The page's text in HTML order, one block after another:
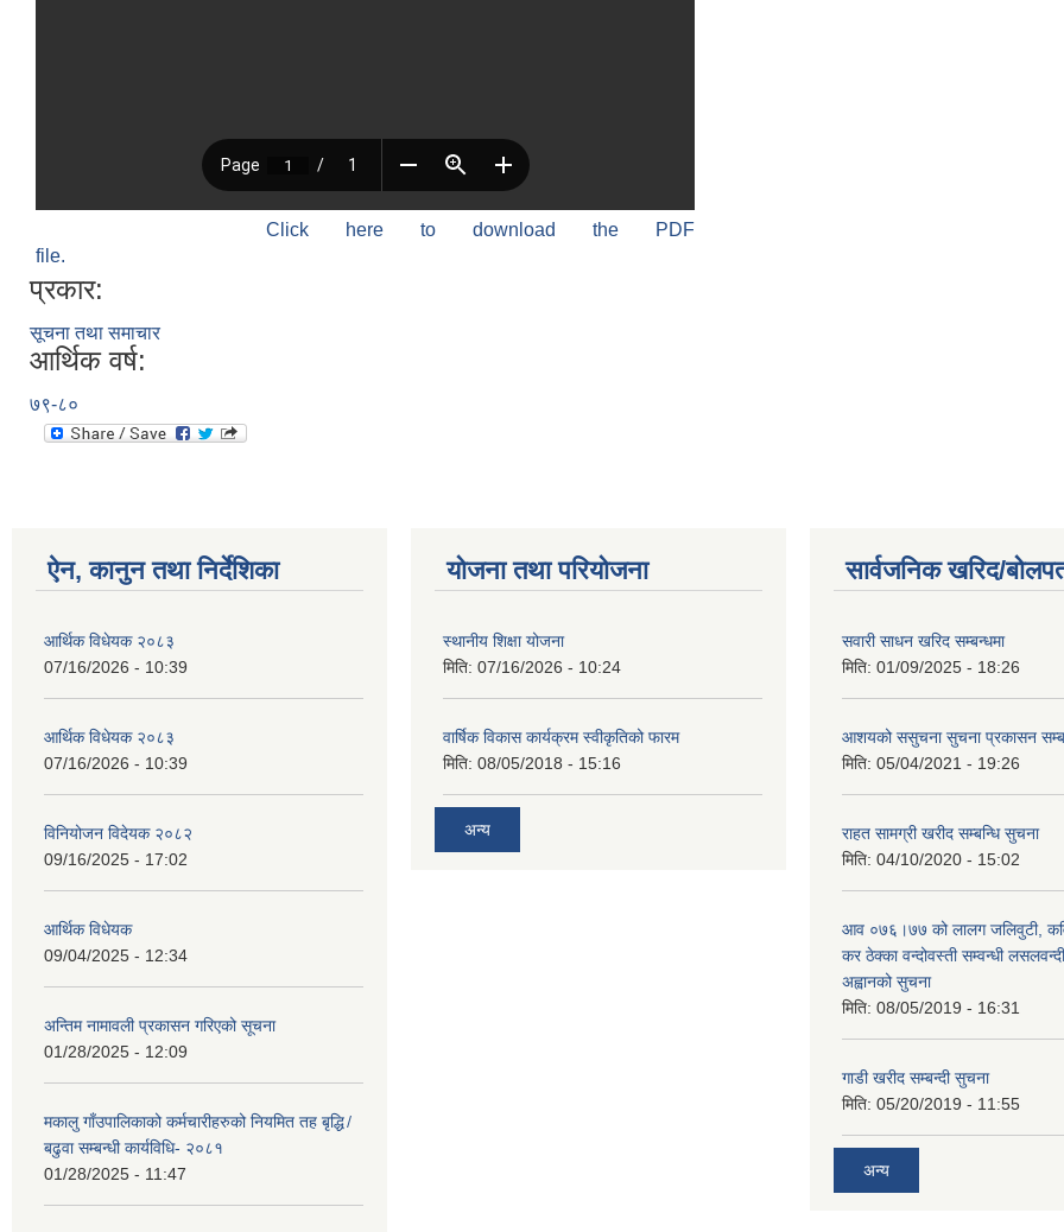
Click here to download the PDF
file.
प्रकार:
सूचना तथा समाचार
आर्थिक वर्ष:
७९-८०
ऐन, कानुन तथा निर्देशिका
आर्थिक विधेयक २०८३
07/16/2026 - 10:39
आर्थिक विधेयक २०८३
07/16/2026 - 10:39
विनियोजन विदेयक २०८२
09/16/2025 - 17:02
आर्थिक विधेयक
09/04/2025 - 12:34
अन्तिम नामावली प्रकासन गरिएको सूचना
01/28/2025 - 12:09
मकालु गाँउपालिकाको कर्मचारीहरुको नियमित तह बृद्धि ̸
बढुवा सम्बन्धी कार्यविधि- २०८१
01/28/2025 - 11:47
योजना तथा परियोजना
स्थानीय शिक्षा योजना
मिति: 07/16/2026 - 10:24
वार्षिक विकास कार्यक्रम स्वीकृतिको फारम
मिति: 08/05/2018 - 15:16
अन्य
सार्वजनिक खरिद/
सवारी साधन खरिद सम्बन्धमा
मिति: 01/09/2025 - 18:26
आशयको ससुचना सुचना प्रकासन
मिति: 05/04/2021 - 19:26
राहत सामग्री खरीद सम्बन्धि सुचना
मिति: 04/10/2020 - 15:02
आव ०७६।७७ को लालग जलिवुटी,
कर ठेक्का वन्दोवस्ती सम्वन्धी
अह्वानको सुचना
मिति: 08/05/2019 - 16:31
गाडी खरीद सम्बन्दी सुचना
मिति: 05/20/2019 - 11:55
अन्य